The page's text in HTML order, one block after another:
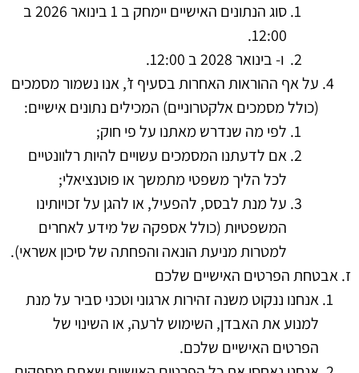
סוג הנתונים האישיים יימחק ב 1 בינואר 2026 ב
12:00.
ו- בינואר 2028 ב 12:00.
על אף ההוראות האחרות בסעיף ז’, אנו נשמור מסמכים
(כולל מסמכים אלקטרוניים) המכילים נתונים אישיים:
לפי מה שנדרש מאתנו על פי חוק;
אם לדעתנו המסמכים עשויים להיות רלוונטיים
לכל הליך משפטי מתמשך או פוטנציאלי;
על מנת לבסס, להפעיל, או להגן על זכויותינו
המשפטיות (כולל אספקה של מידע לאחרים
למטרות מניעת הונאה והפחתה של סיכון אשראי).
ז. אבטחת הפרטים האישיים שלכם
אנחנו ננקוט משנה זהירות ארגוני וטכני סביר על מנת
למנוע את האבדן, השימוש לרעה, או השינוי של
הפרטים האישיים שלכם.